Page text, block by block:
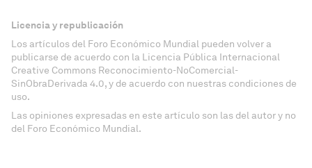
Licencia y republicación
Los artículos del Foro Económico Mundial pueden volver a
publicarse de acuerdo con la Licencia Pública Internacional
Creative Commons Reconocimiento-NoComercial-
SinObraDerivada 4.0, y de acuerdo con nuestras condiciones de
uso.
Las opiniones expresadas en este artículo son las del autor y no
del Foro Económico Mundial.